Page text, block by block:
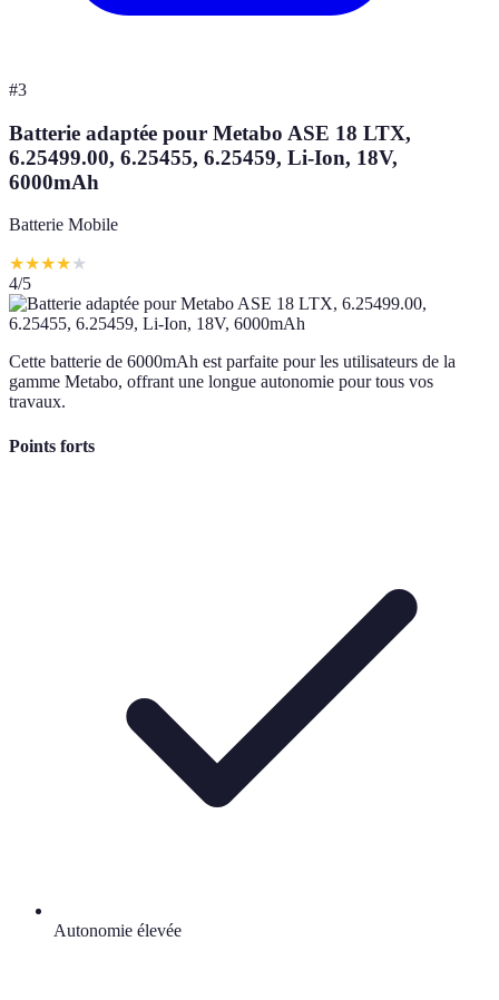
#3
Batterie adaptée pour Metabo ASE 18 LTX,
6.25499.00, 6.25455, 6.25459, Li-Ion, 18V,
6000mAh
Batterie Mobile
★★★★★
4/5
Cette batterie de 6000mAh est parfaite pour les utilisateurs de la
gamme Metabo, offrant une longue autonomie pour tous vos
travaux.
Points forts
Autonomie élevée